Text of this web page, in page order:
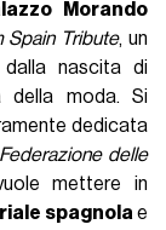
Morando
Spain Tribute, un
nascita di
della moda. Si
dedicata
Federazione delle
mettere in
spagnola e